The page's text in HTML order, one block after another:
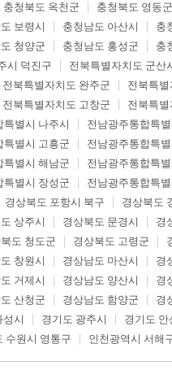
충청북도 옥천군 충청북도 영동군
보령시 충청남도 아산시
충
청양군 충청남도 홍성군
충
시 덕진구
전북특별자치도 군산
전북특별자치도 완주군
전북특
전북특별자치도 고창군
전북특
특별시 나주시
전남광주통합특
특별시 고흥군
전남광주통합특
특별시 해남군
전남광주통합특
특별시 장성군
전남광주통합특
경상북도 포항시 북구
경상북도
상주시 경상북도 문경시
경
도 청도군 경상북도 고령군
창원시 경상남도 마산시
경
거제시 경상남도 양산시
경
산청군 경상남도 함양군
경
성시 경기도 광주시
경기도 안
수원시 영통구 인천광역시 서해